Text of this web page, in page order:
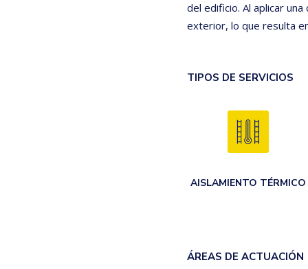
del edificio. Al aplicar
exterior, lo que resulta
TIPOS DE SERVICIOS
AISLAMIENTO TÉRMICO
ÁREAS DE ACTUACIÓN